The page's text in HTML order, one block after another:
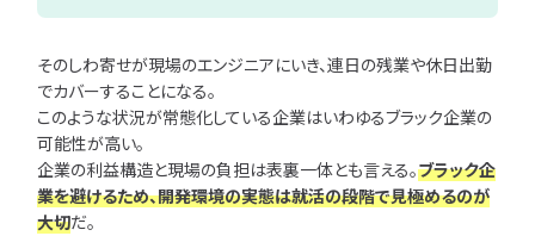
そのしわ寄せが現場のエンジニアにいき、連日の残業や休日出勤
でカバーすることになる。
このような状況が常態化している企業はいわゆるブラック企業の
可能性が高い。
企業の利益構造と現場の負担は表裏一体とも言える。ブラック企
業を避けるため、開発環境の実態は就活の段階で見極めるのが
大切だ。